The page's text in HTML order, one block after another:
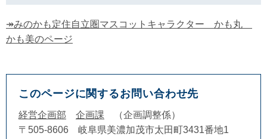
↠みのかも定住自立圏マスコットキャラクター かも丸
かも美のページ
このページに関するお問い合わせ先
経営企画部 企画課
企画調整係
〒505-8606
岐阜県美濃加茂市太田町3431番地1